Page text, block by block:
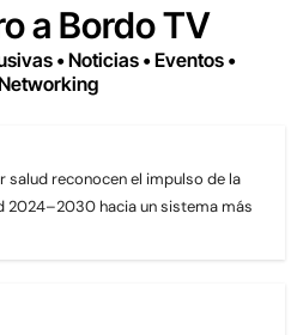
a Bordo TV
• Noticias • Eventos •
salud reconocen el impulso de la
2024–2030 hacia un sistema más